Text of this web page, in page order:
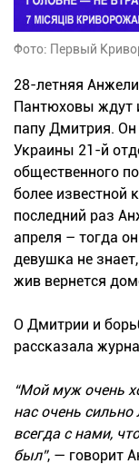
Фото: Первый
28-летняя
Пантюховы ждут
папу Дмитрия.
Украины 21-й
общественного
более известной
последний раз
апреля – тогда
девушка не
жив вернется
О Дмитрии и
рассказала
“Мой муж очень
нас очень
всегда с нами,
был”, — говорит